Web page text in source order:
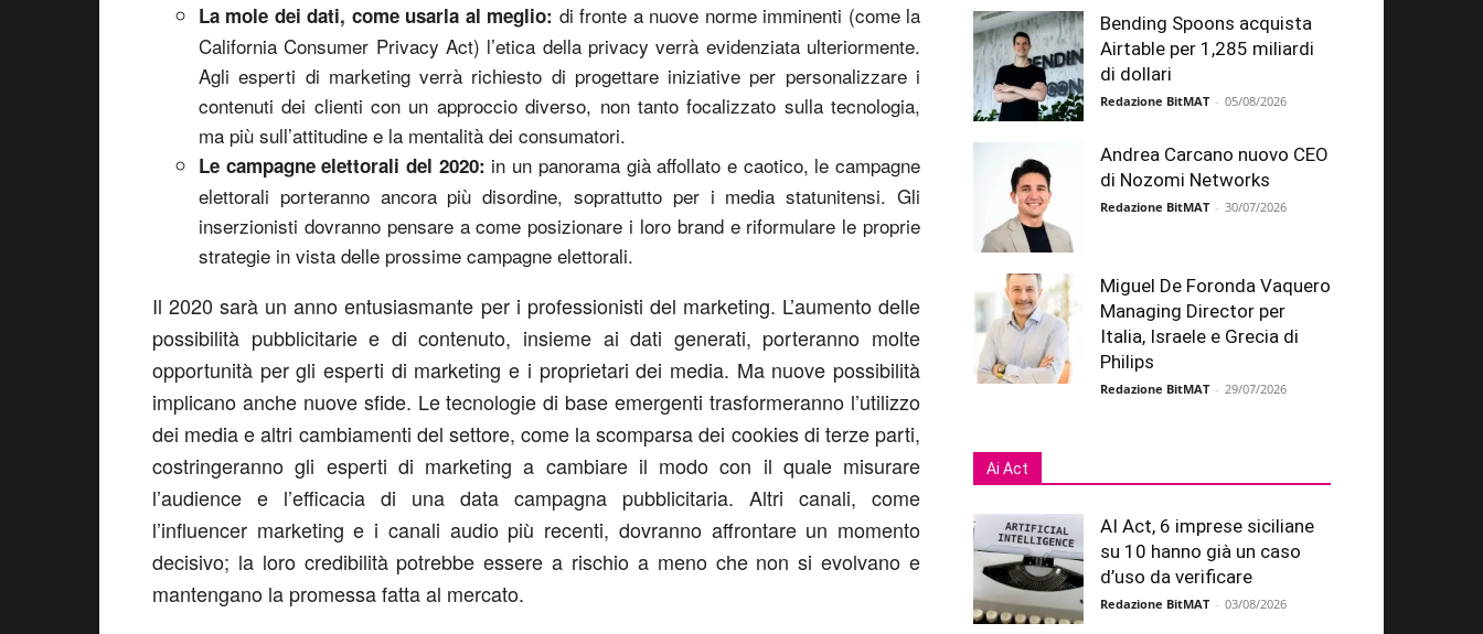
La mole dei dati, come usarla al meglio: di fronte a nuove norme imminenti (come la
California Consumer Privacy Act) l’etica della privacy verrà evidenziata ulteriormente.
Agli esperti di marketing verrà richiesto di progettare iniziative per personalizzare i
contenuti dei clienti con un approccio diverso, non tanto focalizzato sulla tecnologia,
ma più sull’attitudine e la mentalità dei consumatori.
Le campagne elettorali del 2020: in un panorama già affollato e caotico, le campagne
elettorali porteranno ancora più disordine, soprattutto per i media statunitensi. Gli
inserzionisti dovranno pensare a come posizionare i loro brand e riformulare le proprie
strategie in vista delle prossime campagne elettorali.
Il 2020 sarà un anno entusiasmante per i professionisti del marketing. L’aumento delle
possibilità pubblicitarie e di contenuto, insieme ai dati generati, porteranno molte
opportunità per gli esperti di marketing e i proprietari dei media. Ma nuove possibilità
implicano anche nuove sfide. Le tecnologie di base emergenti trasformeranno l’utilizzo
dei media e altri cambiamenti del settore, come la scomparsa dei cookies di terze parti,
costringeranno gli esperti di marketing a cambiare il modo con il quale misurare
l’audience e l’efficacia di una data campagna pubblicitaria. Altri canali, come
l’influencer marketing e i canali audio più recenti, dovranno affrontare un momento
decisivo; la loro credibilità potrebbe essere a rischio a meno che non si evolvano e
mantengano la promessa fatta al mercato.
Bending Spoons acquista
Airtable per 1,285 miliardi
di dollari
Redazione BitMAT - 05/08/2026
Andrea Carcano nuovo CEO
di Nozomi Networks
Redazione BitMAT - 30/07/2026
Miguel De Foronda Vaquero
Managing Director per
Italia, Israele e Grecia di
Philips
Redazione BitMAT - 29/07/2026
Ai Act
AI Act, 6 imprese siciliane
su 10 hanno già un caso
d’uso da verificare
Redazione BitMAT - 03/08/2026